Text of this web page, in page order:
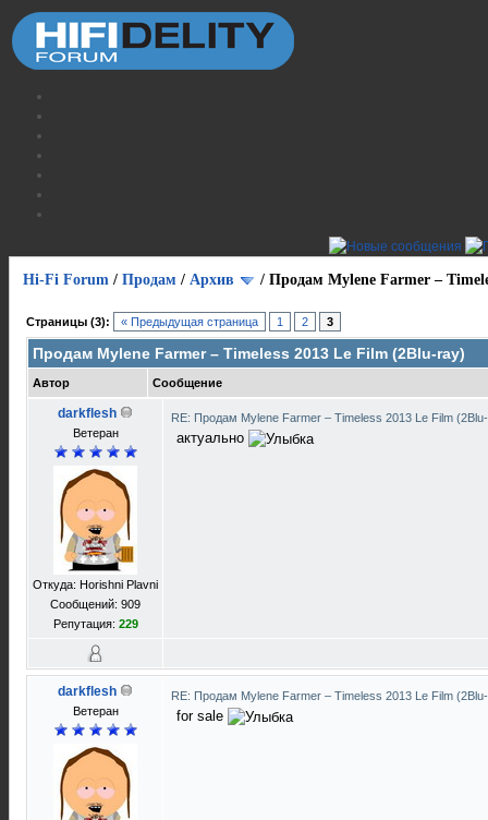
Hi-Fi Forum / Продам / Архив / Продам Mylene Farmer ‎–
Страницы (3): « Предыдущая страница 1 2 3
Продам Mylene Farmer ‎– Timeless 2013 Le Film (2Blu-ray)
Автор Сообщение
darkflesh
Ветеран
Откуда: Horishni Plavni
Сообщений: 909
Репутация: 229
RE: Продам Mylene Farmer ‎– Timeless 2013 Le Film
актуально
darkflesh
Ветеран
RE: Продам Mylene Farmer ‎– Timeless 2013 Le Film
for sale